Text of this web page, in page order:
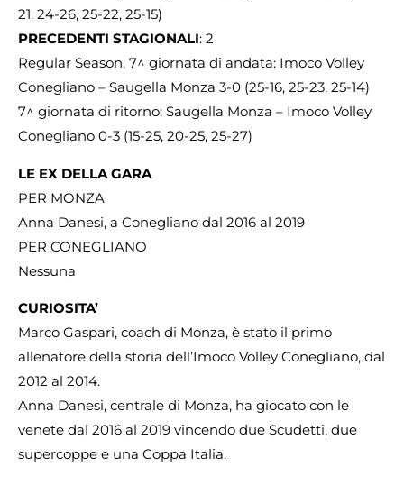
21, 24-26, 25-22, 25-15)
PRECEDENTI STAGIONALI: 2
Regular Season, 7^ giornata di andata: Imoco Volley
Conegliano – Saugella Monza 3-0 (25-16, 25-23, 25-14)
7^ giornata di ritorno: Saugella Monza – Imoco Volley
Conegliano 0-3 (15-25, 20-25, 25-27)
LE EX DELLA GARA
PER MONZA
Anna Danesi, a Conegliano dal 2016 al 2019
PER CONEGLIANO
Nessuna
CURIOSITA’
Marco Gaspari, coach di Monza, è stato il primo
allenatore della storia dell’Imoco Volley Conegliano, dal
2012 al 2014.
Anna Danesi, centrale di Monza, ha giocato con le
venete dal 2016 al 2019 vincendo due Scudetti, due
supercoppe e una Coppa Italia.